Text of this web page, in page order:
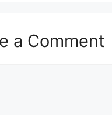
a Comment